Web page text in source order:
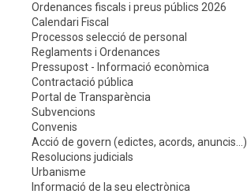
Ordenances fiscals i preus públics 2026
Calendari Fiscal
Processos selecció de personal
Reglaments i Ordenances
Pressupost - Informació econòmica
Contractació pública
Portal de Transparència
Subvencions
Convenis
Acció de govern (edictes, acords, anuncis...)
Resolucions judicials
Urbanisme
Informació de la seu electrònica